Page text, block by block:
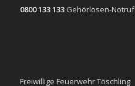
0800 133 133 Gehörlosen-Notruf
Freiwillige Feuerwehr Töschling